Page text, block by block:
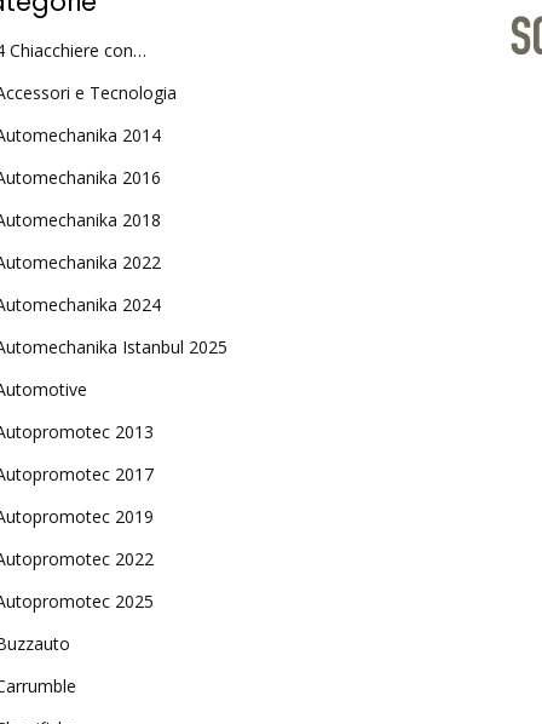
Chiacchiere con…
e Tecnologia
2014
2016
2018
2022
2024
Istanbul 2025
2013
2017
2019
2022
2025